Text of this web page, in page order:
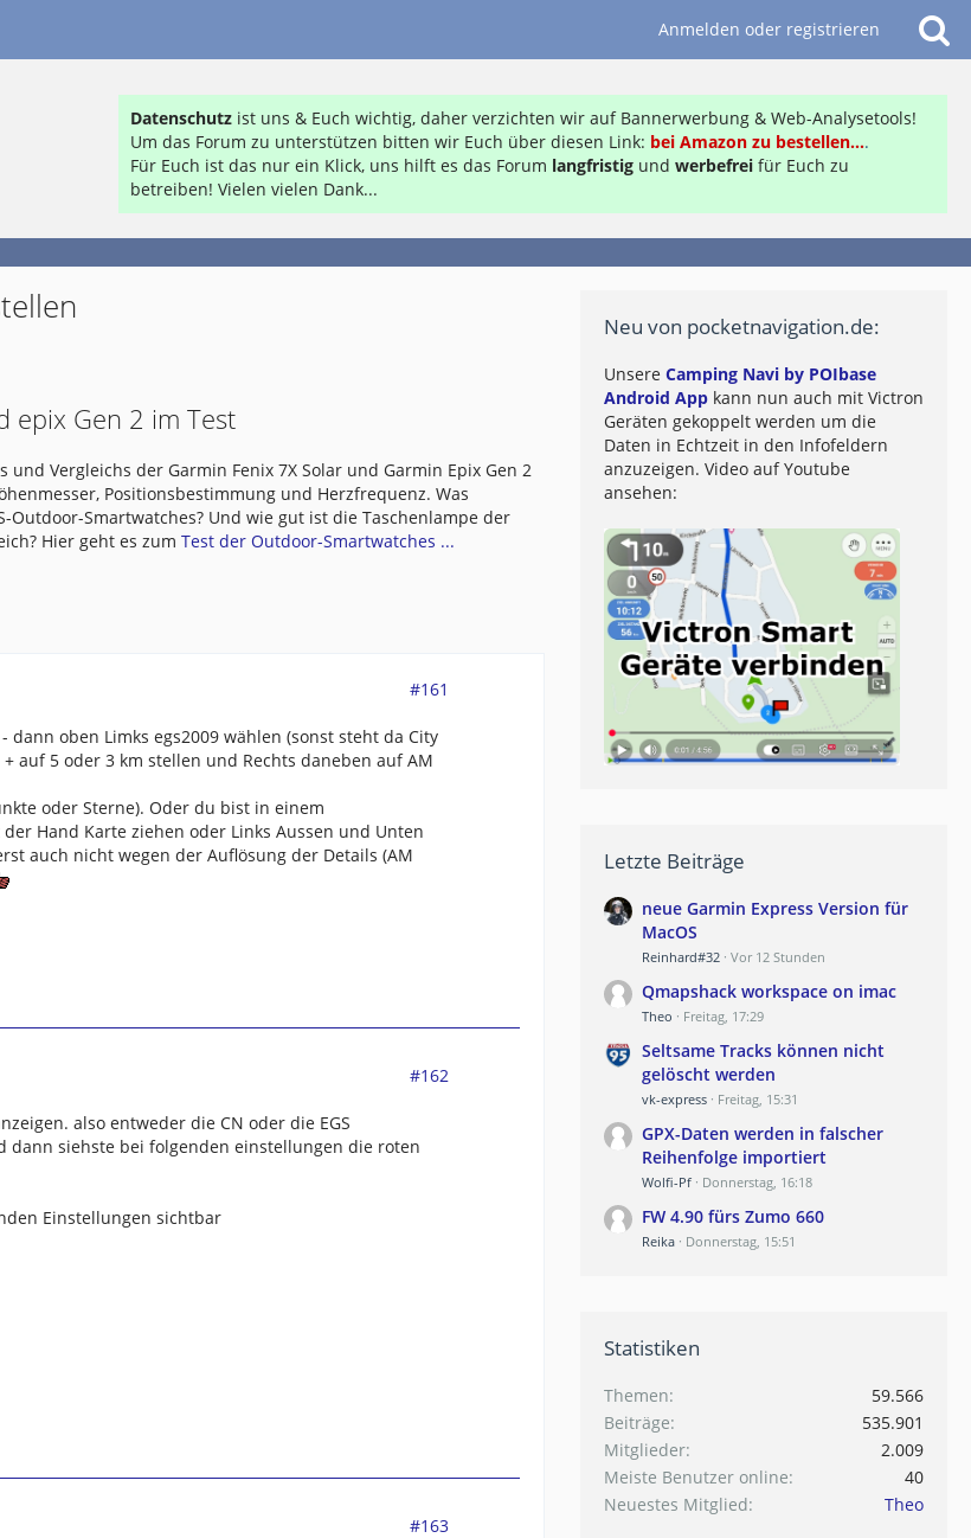
Anmelden oder registrieren
Datenschutz ist uns & Euch wichtig, daher verzichten wir auf Bannerwerbung & Web-Analysetools!
Um das Forum zu unterstützen bitten wir Euch über diesen Link: bei Amazon zu bestellen....
Für Euch ist das nur ein Klick, uns hilft es das Forum langfristig und werbefrei für Euch zu
betreiben! Vielen vielen Dank...
epix Gen 2 im Test
und Vergleichs der Garmin Fenix 7X Solar und Garmin Epix Gen 2
Positionsbestimmung und Herzfrequenz. Was
Outdoor-Smartwatches? Und wie gut ist die Taschenlampe der
Hier geht es zumTest der Outdoor-Smartwatches ...
#161
oben Limks egs2009 wählen (sonst steht da City
auf 5 oder 3 km stellen und Rechts daneben auf AM
oder Sterne). Oder du bist in einem
Hand Karte ziehen oder Links Aussen und Unten
auch nicht wegen der Auflösung der Details (AM
#162
also entweder die CN oder die EGS
dann siehste bei folgenden einstellungen die roten
Einstellungen sichtbar
#163
Neu von pocketnavigation.de:
Unsere Camping Navi by POIbase
Android App kann nun auch mit Victron
Geräten gekoppelt werden um die
Daten in Echtzeit in den Infofeldern
anzuzeigen. Video auf Youtube
ansehen:
Letzte Beiträge
neue Garmin Express Version für
MacOS
Reinhard#32 Vor 12 Stunden
Qmapshack workspace on imac
Theo Freitag, 17:29
Seltsame Tracks können nicht
gelöscht werden
vk-express Freitag, 15:31
GPX-Daten werden in falscher
Reihenfolge importiert
Wolfi-Pf Donnerstag, 16:18
FW 4.90 fürs Zumo 660
Reika Donnerstag, 15:51
Statistiken
Themen
59.566
Beiträge
535.901
Mitglieder
2.009
Meiste Benutzer online
40
Neuestes Mitglied
Theo